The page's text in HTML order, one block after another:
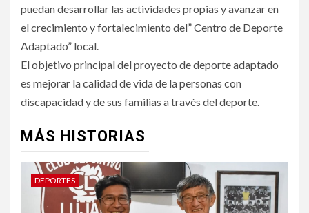
puedan desarrollar las actividades propias y avanzar en
el crecimiento y fortalecimiento del” Centro de Deporte
Adaptado” local.
El objetivo principal del proyecto de deporte adaptado
es mejorar la calidad de vida de la personas con
discapacidad y de sus familias a través del deporte.
MÁS HISTORIAS
DEPORTES